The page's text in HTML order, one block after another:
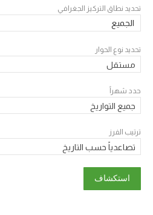
تحديد نطاق التركيز الجغرافي
الجميع
تحديد نوع الحوار
مستقل
حدد شهراً
جميع التواريخ
ترتيب الفرز
تصاعدياً حسب التاريخ